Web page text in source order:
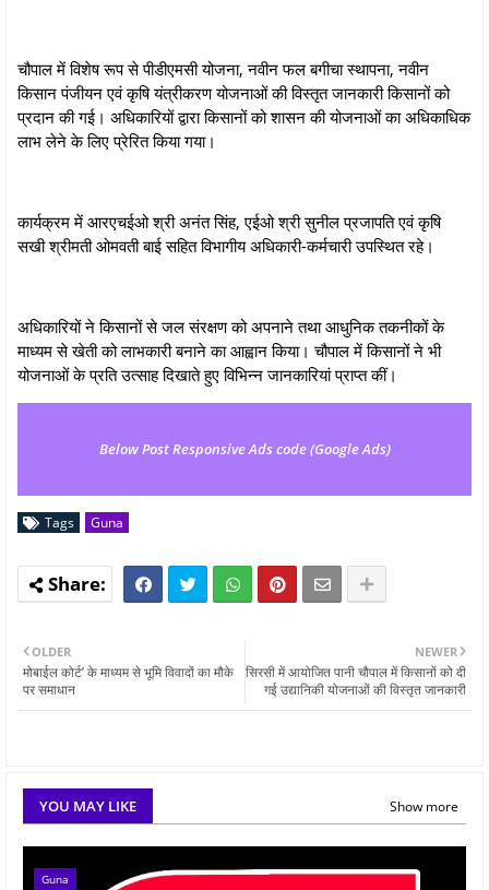
चौपाल में विशेष रूप से पीडीएमसी योजना, नवीन फल बगीचा स्थापना, नवीन
किसान पंजीयन एवं कृषि यंत्रीकरण योजनाओं की विस्तृत जानकारी किसानों को
प्रदान की गई। अधिकारियों द्वारा किसानों को शासन की योजनाओं का अधिकाधिक
लाभ लेने के लिए प्रेरित किया गया।
कार्यक्रम में आरएचईओ श्री अनंत सिंह, एईओ श्री सुनील प्रजापति एवं कृषि
सखी श्रीमती ओमवती बाई सहित विभागीय अधिकारी-कर्मचारी उपस्थित रहे।
अधिकारियों ने किसानों से जल संरक्षण को अपनाने तथा आधुनिक तकनीकों के
माध्यम से खेती को लाभकारी बनाने का आह्वान किया। चौपाल में किसानों ने भी
योजनाओं के प्रति उत्साह दिखाते हुए विभिन्न जानकारियां प्राप्त कीं।
Below Post Responsive Ads code (Google Ads)
Tags Guna
NEWER
सिरसी में आयोजित पानी चौपाल में किसानों को दी
गई उद्यानिकी योजनाओं की विस्तृत जानकारी
OLDER
मोबाईल कोर्ट’ के माध्यम से भूमि विवादों का मौके
पर समाधान
YOU MAY LIKE Show more
Guna